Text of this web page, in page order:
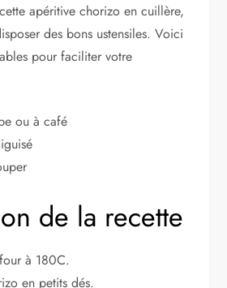
apéritive chorizo en cuillère,
des bons ustensiles. Voici
pour faciliter votre
ou à café
de la recette
à 180C.
en petits dés.